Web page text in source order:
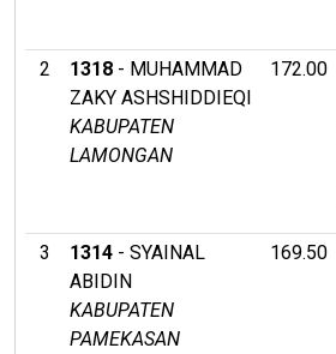
2
1318 - MUHAMMAD
ZAKY ASHSHIDDIEQI
KABUPATEN
LAMONGAN
172.00
3
1314 - SYAINAL
ABIDIN
KABUPATEN
PAMEKASAN
169.50